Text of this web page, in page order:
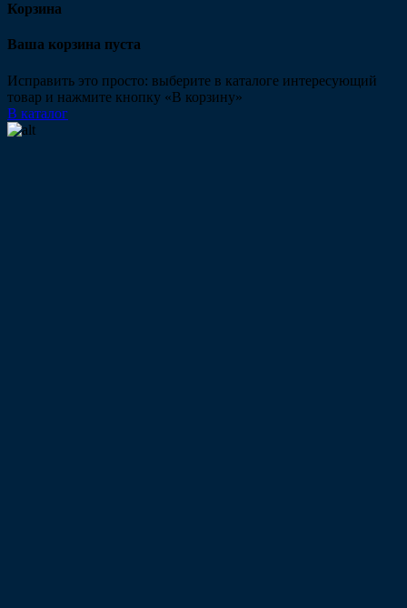
Корзина
Ваша корзина пуста
Исправить это просто: выберите в каталоге интересующий
товар и нажмите кнопку «В корзину»
В каталог